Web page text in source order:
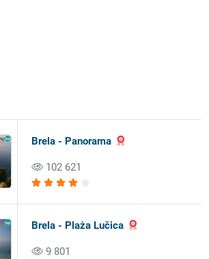
Brela - Panorama
102 621
Brela - Plaża Lučica
9 801